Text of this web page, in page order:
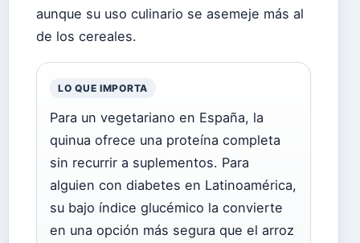
aunque su uso culinario se asemeje más al
de los cereales.
LO QUE IMPORTA
Para un vegetariano en España, la
quinua ofrece una proteína completa
sin recurrir a suplementos. Para
alguien con diabetes en Latinoamérica,
su bajo índice glucémico la convierte
en una opción más segura que el arroz